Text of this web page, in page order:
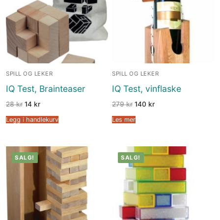
SPILL OG LEKER
IQ Test, Brainteaser
28kr 14 kr
Legg i handlekurv
SPILL OG LEKER
IQ Test, vinflaske
279kr 140 kr
Les mer
SALG! SALG!